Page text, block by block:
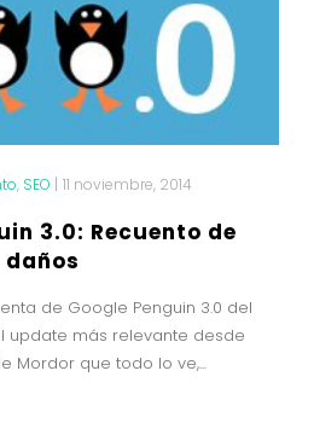
, SEO | 11 noviembre, 2014
3.0: Recuento de
daños
de Google Penguin 3.0 del
update más relevante desde
Mordor que todo lo ve,...